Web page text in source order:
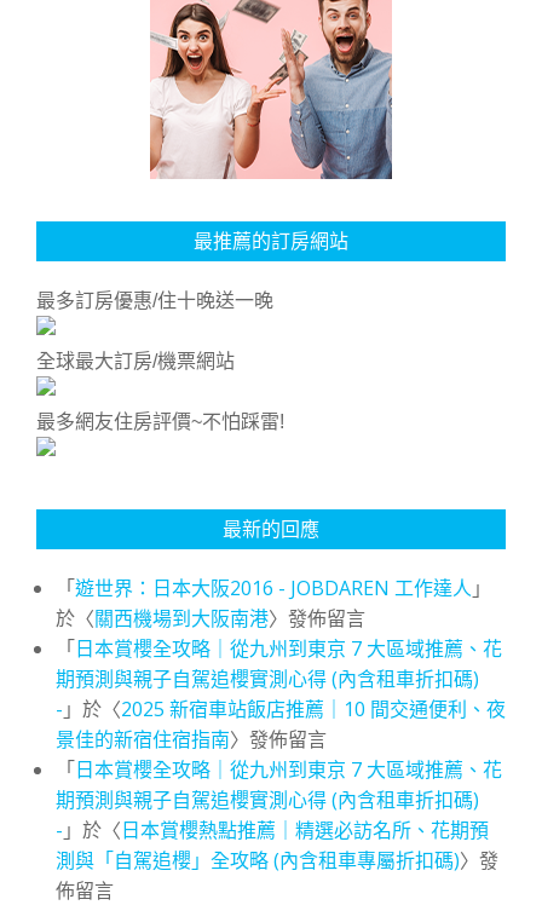
最推薦的訂房網站
最多訂房優惠/住十晚送一晚
全球最大訂房/機票網站
最多網友住房評價~不怕踩雷!
最新的回應
「遊世界：日本大阪2016 - JOBDAREN 工作達人 」
於〈關西機場到大阪南港〉發佈留言
「日本賞櫻全攻略｜從九州到東京 7 大區域推薦、花
期預測與親子自駕追櫻實測心得 (內含租車折扣碼)
- 」於〈2025 新宿車站飯店推薦｜10 間交通便利、夜
景佳的新宿住宿指南〉發佈留言
「日本賞櫻全攻略｜從九州到東京 7 大區域推薦、花
期預測與親子自駕追櫻實測心得 (內含租車折扣碼)
- 」於〈日本賞櫻熱點推薦｜精選必訪名所、花期預
測與「自駕追櫻」全攻略 (內含租車專屬折扣碼)〉發
佈留言